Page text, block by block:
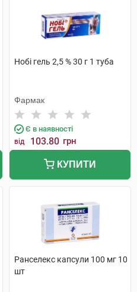
Нобі гель 2,5 % 30 г 1 туба
Фармак
Є в наявності
від 103.80 грн
КУПИТИ
Ранселекс капсули 100 мг 10
шт